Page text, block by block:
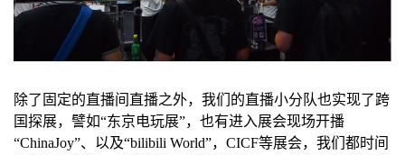
除了固定的直播间直播之外，我们的直播小分队也实现了跨
国探展，譬如“东京电玩展”，也有进入展会现场开播
“ChinaJoy”、以及“bilibili World”，CICF等展会，我们都时间